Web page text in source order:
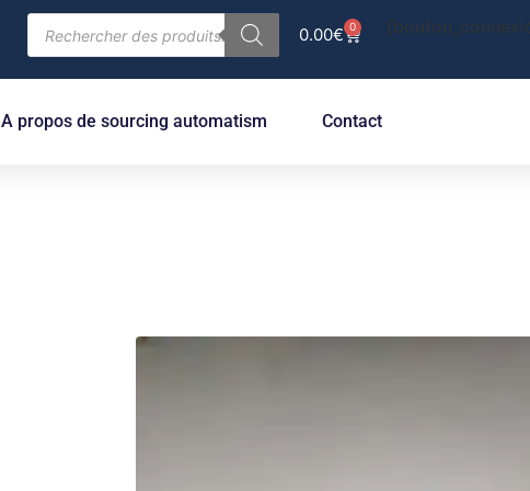
0.00€ 0
A propos de sourcing automatism Contact